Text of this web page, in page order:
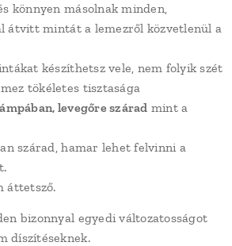
könnyen másolnak minden,
átvitt mintát a lemezről közvetlenül a
készíthetsz vele, nem folyik szét
tökéletes tisztasága
levegőre szárad mint a
szárad, hamar lehet felvinni a
áttetsző.
bizonnyal egyedi változatosságot
díszítéseknek.